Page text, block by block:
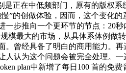
是正在中低频部门，原有的版权
”的创做体验，因而，这个变化
一步推向一个更环节的节点：20
模最大的市场，从具体系体例做
。曾经具备了明白的商用能力。
人认为这个问题会被完全处理。
plan中新增了每日100 首的免